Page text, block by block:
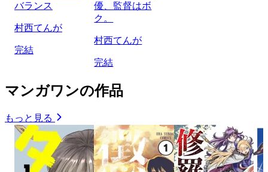
バランス
村西てんが
完結
優、監督はボ
ク。
村西てんが
完結
マンガワンの作品
もっと見る